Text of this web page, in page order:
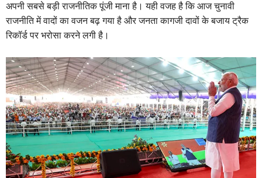
अपनी सबसे बड़ी राजनीतिक पूंजी माना है। यही वजह है कि आज चुनावी
राजनीति में वादों का वजन बढ़ गया है और जनता कागजी दावों के बजाय ट्रैक
रिकॉर्ड पर भरोसा करने लगी है।